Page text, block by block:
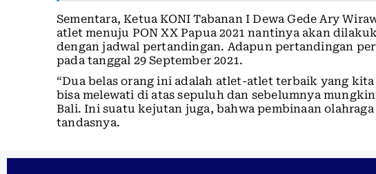
Sementara, Ketua KONI Tabanan I Dewa Gede Ary
atlet menuju PON XX Papua 2021 nantinya akan
dengan jadwal pertandingan. Adapun pertandingan
pada tanggal 29 September 2021.
“Dua belas orang ini adalah atlet-atlet terbaik yang
bisa melewati di atas sepuluh dan sebelumnya
Bali. Ini suatu kejutan juga, bahwa pembinaan
tandasnya.